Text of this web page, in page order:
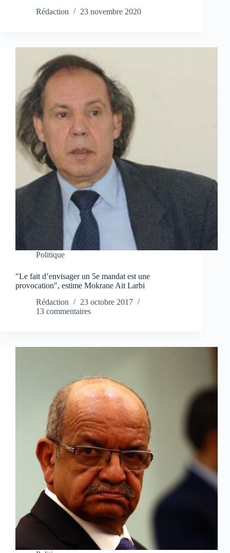
Rédaction
23 novembre 2020
Politique
"Le fait d’envisager un 5e mandat est une
provocation", estime Mokrane Ait Larbi
Rédaction
23 octobre 2017
13 commentaires